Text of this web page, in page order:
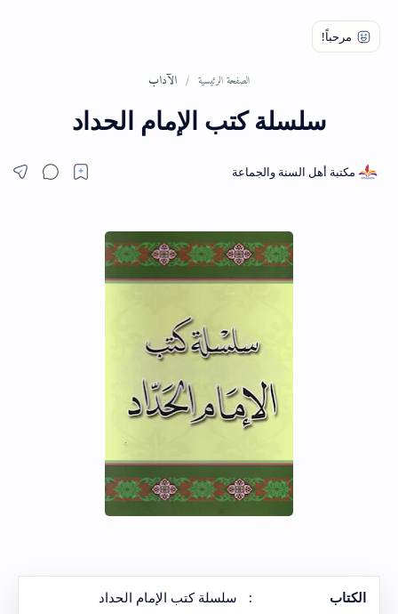
الصفحة الرئيسية الآداب
سلسلة كتب الإمام الحداد
الكتاب : سلسلة كتب الإمام الحداد